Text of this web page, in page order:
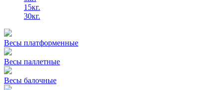
15кг.
30кг.
Весы платформенные
Весы паллетные
Весы балочные